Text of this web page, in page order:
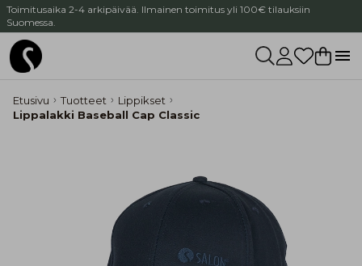
Toimitusaika 2-4 arkipäivää. Ilmainen toimitus yli 100€ tilauksiin
Suomessa.
Etusivu Tuotteet
Lippikset
Lippalakki Baseball Cap Classic